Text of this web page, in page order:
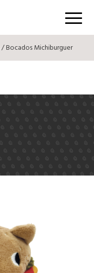
Menú
/ Bocados Michiburguer